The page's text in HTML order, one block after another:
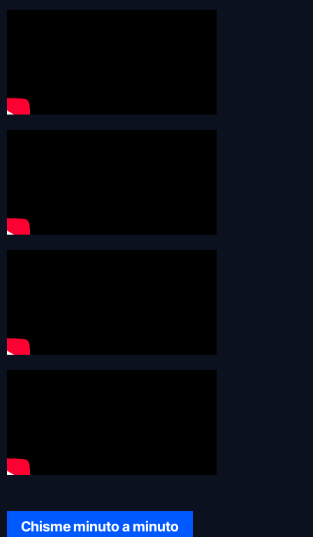
Chisme minuto a minuto